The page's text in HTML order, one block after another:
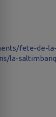
fete-de-
la-